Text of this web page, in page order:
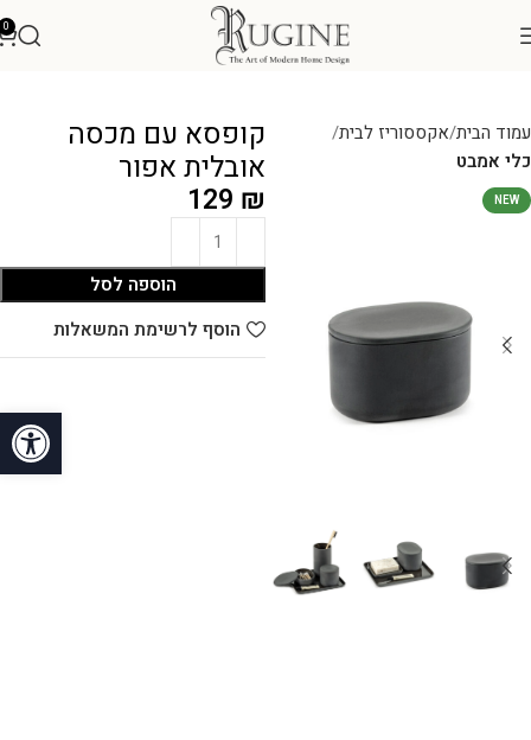
פתח
0
עמוד הבית אקססוריז לבית
כלי אמבט
NEW
קופסא עם מכסה
אובלית אפור
129 ₪
הוספה לסל
הוסף לרשימת המשאלות